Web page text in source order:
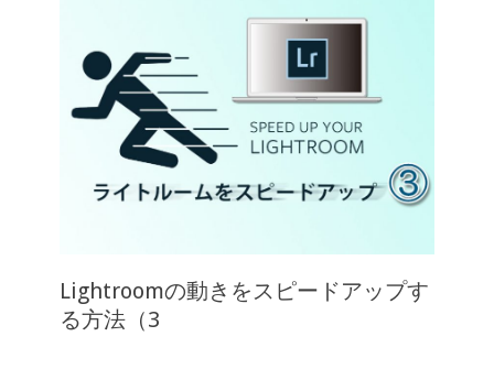
Lightroomの動きをスピードアップす
る方法（3